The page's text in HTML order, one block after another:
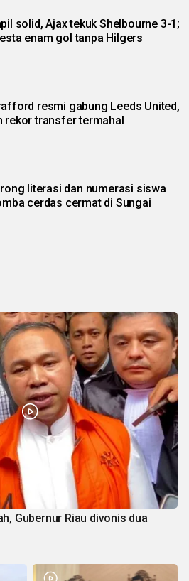
solid, Ajax tekuk Shelbourne 3-1;
enam gol tanpa Hilgers
resmi gabung Leeds United,
rekor transfer termahal
literasi dan numerasi siswa
cerdas cermat di Sungai
Gubernur Riau divonis dua